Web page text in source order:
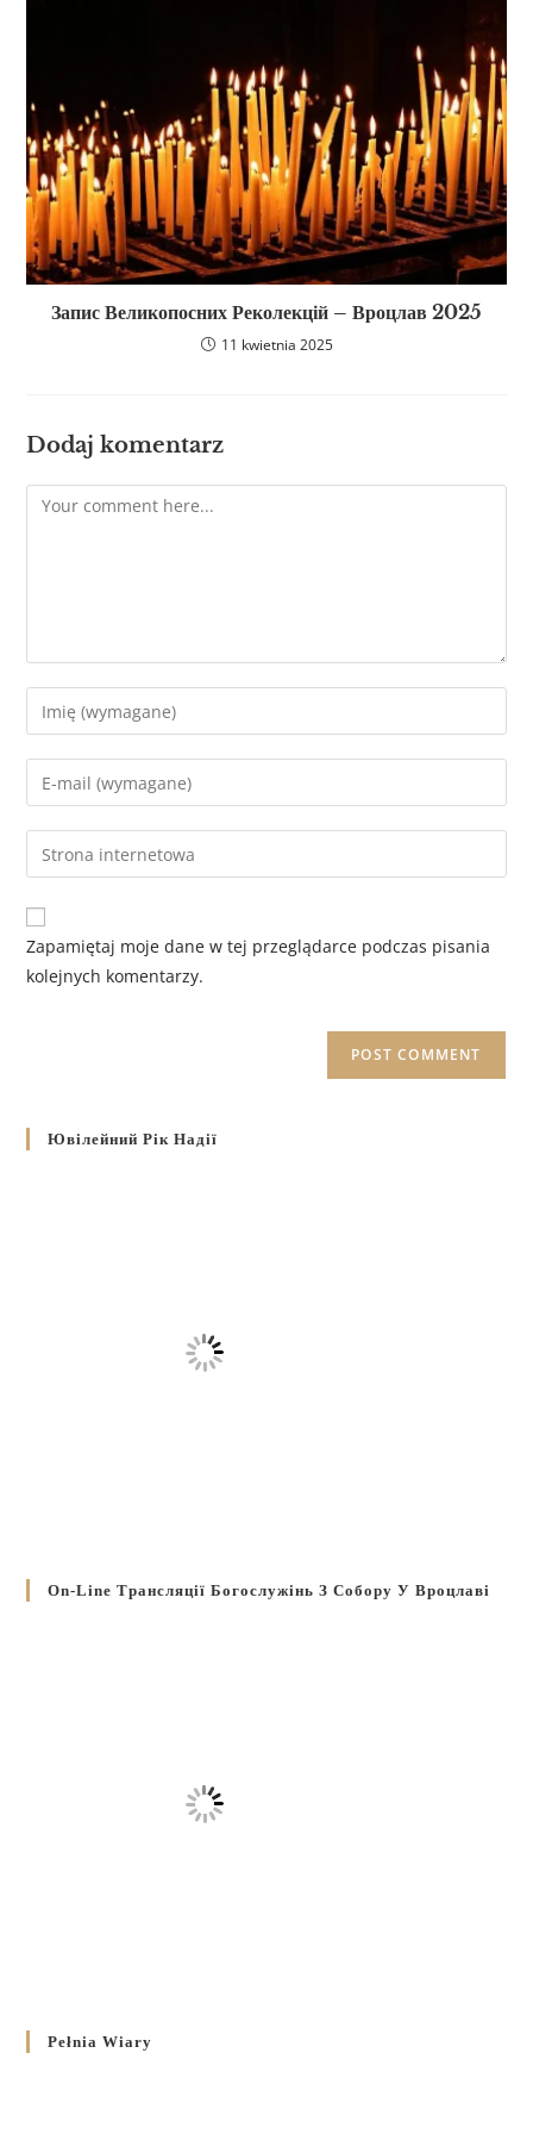
Запис Великопосних Реколекцій – Вроцлав 2025
11 kwietnia 2025
Dodaj komentarz
Zapamiętaj moje dane w tej przeglądarce podczas pisania
kolejnych komentarzy.
Ювілейний Рік Надії
On-Line Трансляції Богослужінь З Собору У Вроцлаві
Pełnia Wiary